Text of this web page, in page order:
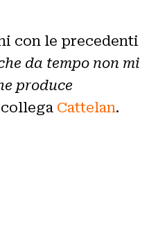
con le precedenti
da tempo non mi
produce
Cattelan.